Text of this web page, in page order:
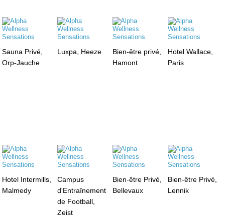
Sauna Privé,
Orp-Jauche
Luxpa, Heeze
Bien-être privé,
Hamont
Hotel Wallace,
Paris
Hotel Intermills,
Malmedy
Campus
d'Entraînement
de Football,
Zeist
Bien-être Privé,
Bellevaux
Bien-être Privé,
Lennik